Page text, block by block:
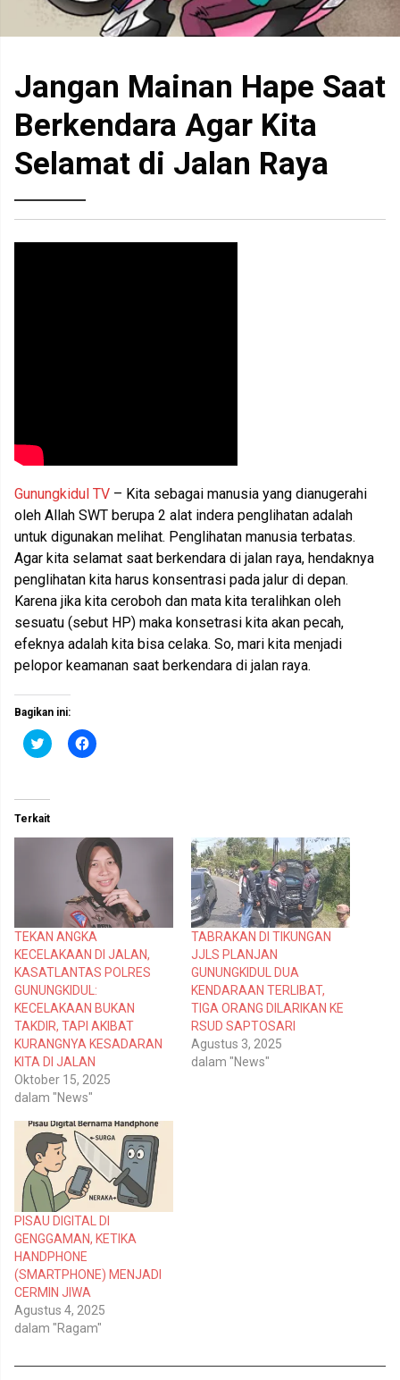
Jangan Mainan Hape Saat
Berkendara Agar Kita
Selamat di Jalan Raya
Gunungkidul TV – Kita sebagai manusia yang dianugerahi
oleh Allah SWT berupa 2 alat indera penglihatan adalah
untuk digunakan melihat. Penglihatan manusia terbatas.
Agar kita selamat saat berkendara di jalan raya, hendaknya
penglihatan kita harus konsentrasi pada jalur di depan.
Karena jika kita ceroboh dan mata kita teralihkan oleh
sesuatu (sebut HP) maka konsetrasi kita akan pecah,
efeknya adalah kita bisa celaka. So, mari kita menjadi
pelopor keamanan saat berkendara di jalan raya.
Bagikan ini:
K
l
n
t
u
k
p
a
d
a
T
w
i
t
t
e
r
(
M
e
m
b
k
a
d
j
e
n
d
e
l
a
y
a
n
g
b
a
r
u
K
l
k
m
e
m
b
a
g
i
k
a
n
d
i
F
a
c
e
b
o
o
k
(
M
b
u
k
a
d
i
j
e
n
d
e
y
n
g
b
a
)
Terkait
TEKAN ANGKA
KECELAKAAN DI JALAN,
KASATLANTAS POLRES
GUNUNGKIDUL:
KECELAKAAN BUKAN
TAKDIR, TAPI AKIBAT
KURANGNYA KESADARAN
KITA DI JALAN
Oktober 15, 2025
dalam "News"
TABRAKAN DI TIKUNGAN
JJLS PLANJAN
GUNUNGKIDUL DUA
KENDARAAN TERLIBAT,
TIGA ORANG DILARIKAN KE
RSUD SAPTOSARI
Agustus 3, 2025
dalam "News"
PISAU DIGITAL DI
GENGGAMAN, KETIKA
HANDPHONE
(SMARTPHONE) MENJADI
CERMIN JIWA
Agustus 4, 2025
dalam "Ragam"